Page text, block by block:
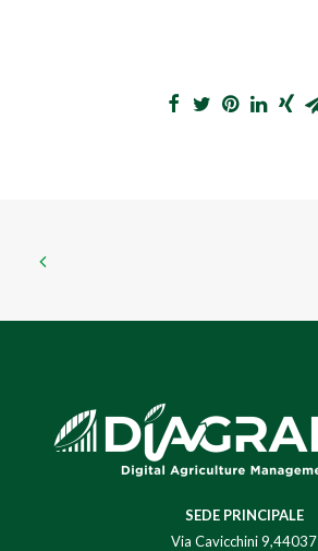
SEDE PRINCIPALE
Via Cavicchini 9,44037